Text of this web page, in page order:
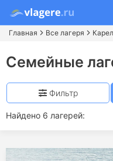
Главная Все лагеря
Семейные
Найдено 6 лагерей:
Фильтр